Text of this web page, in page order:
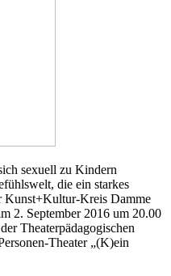
sexuell zu Kindern
die ein starkes
Kunst+Kultur-Kreis Damme
2. September 2016 um 20.00
Theaterpädagogischen
Theater „(K)ein